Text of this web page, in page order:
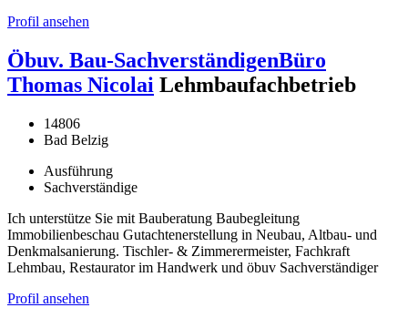
Profil ansehen
Öbuv. Bau-SachverständigenBüro
Thomas Nicolai Lehmbaufachbetrieb
14806
Bad Belzig
Ausführung
Sachverständige
Ich unterstütze Sie mit Bauberatung Baubegleitung
Immobilienbeschau Gutachtenerstellung in Neubau, Altbau- und
Denkmalsanierung. Tischler- & Zimmerermeister, Fachkraft
Lehmbau, Restaurator im Handwerk und öbuv Sachverständiger
Profil ansehen